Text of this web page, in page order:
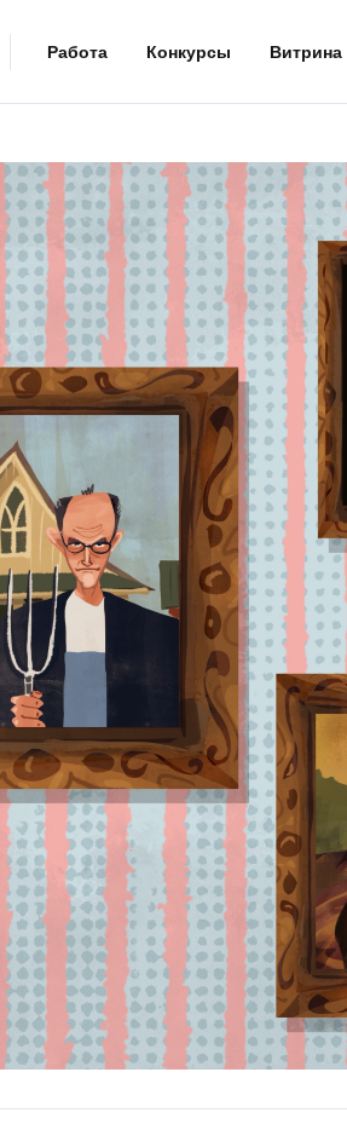
Работа Конкурсы Витрина